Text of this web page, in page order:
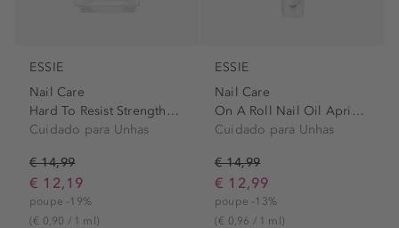
ESSIE
Nail Care
Hard To Resist Strengthener
Cuidado para Unhas
€ 14,99
€ 12,19
poupe -19%
(€ 0,90 / 1 ml)
ESSIE
Nail Care
On A Roll Nail Oil Apricot
Cuidado para Unhas
€ 14,99
€ 12,99
poupe -13%
(€ 0,96 / 1 ml)